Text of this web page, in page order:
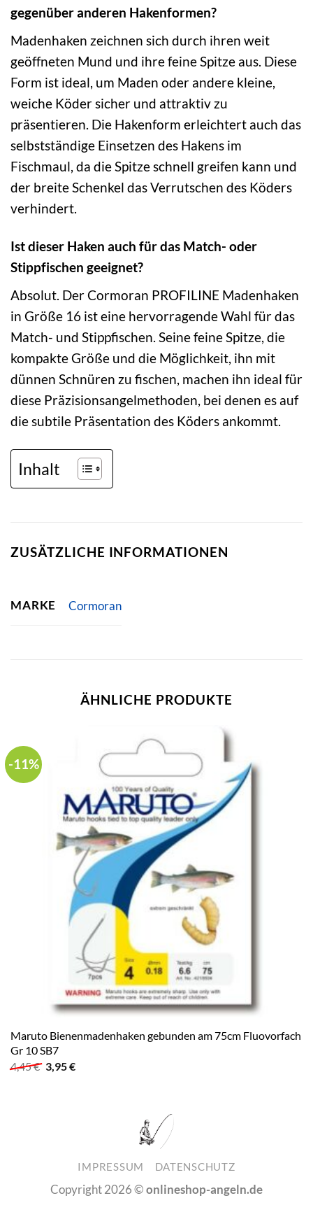
gegenüber anderen Hakenformen?
Madenhaken zeichnen sich durch ihren weit
geöffneten Mund und ihre feine Spitze aus. Diese
Form ist ideal, um Maden oder andere kleine,
weiche Köder sicher und attraktiv zu
präsentieren. Die Hakenform erleichtert auch das
selbstständige Einsetzen des Hakens im
Fischmaul, da die Spitze schnell greifen kann und
der breite Schenkel das Verrutschen des Köders
verhindert.
Ist dieser Haken auch für das Match- oder
Stippfischen geeignet?
Absolut. Der Cormoran PROFILINE Madenhaken
in Größe 16 ist eine hervorragende Wahl für das
Match- und Stippfischen. Seine feine Spitze, die
kompakte Größe und die Möglichkeit, ihn mit
dünnen Schnüren zu fischen, machen ihn ideal für
diese Präzisionsangelmethoden, bei denen es auf
die subtile Präsentation des Köders ankommt.
Inhalt
ZUSÄTZLICHE INFORMATIONEN
MARKE Cormoran
ÄHNLICHE PRODUKTE
-11%
Maruto Bienenmadenhaken gebunden am 75cm Fluovorfach
Gr 10 SB7
4,45€ Ursprünglicher
Preis
3,95€Aktueller
IMPRESSUM DATENSCHUTZ
Copyright 2026 ©onlineshop-angeln.de